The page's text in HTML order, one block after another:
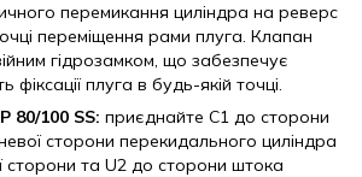
перемикання циліндра на реверс
переміщення рами плуга. Клапан
гідрозамком, що забезпечує
фіксації плуга в будь-якій точці.
80/100 SS: приєднайте C1 до сторони
сторони перекидального циліндра
сторони та U2 до сторони штока